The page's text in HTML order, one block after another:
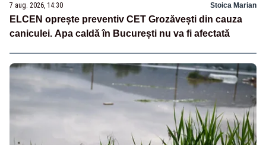
7 aug. 2026, 14:30 Stoica Marian
ELCEN oprește preventiv CET Grozăvești din cauza
caniculei. Apa caldă în București nu va fi afectată